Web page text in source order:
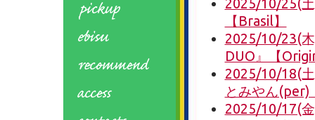
2025/10/25(
【Brasil】
2025/10/23(
DUO』【
2025/10/18(
とみやん
2025/10/17(